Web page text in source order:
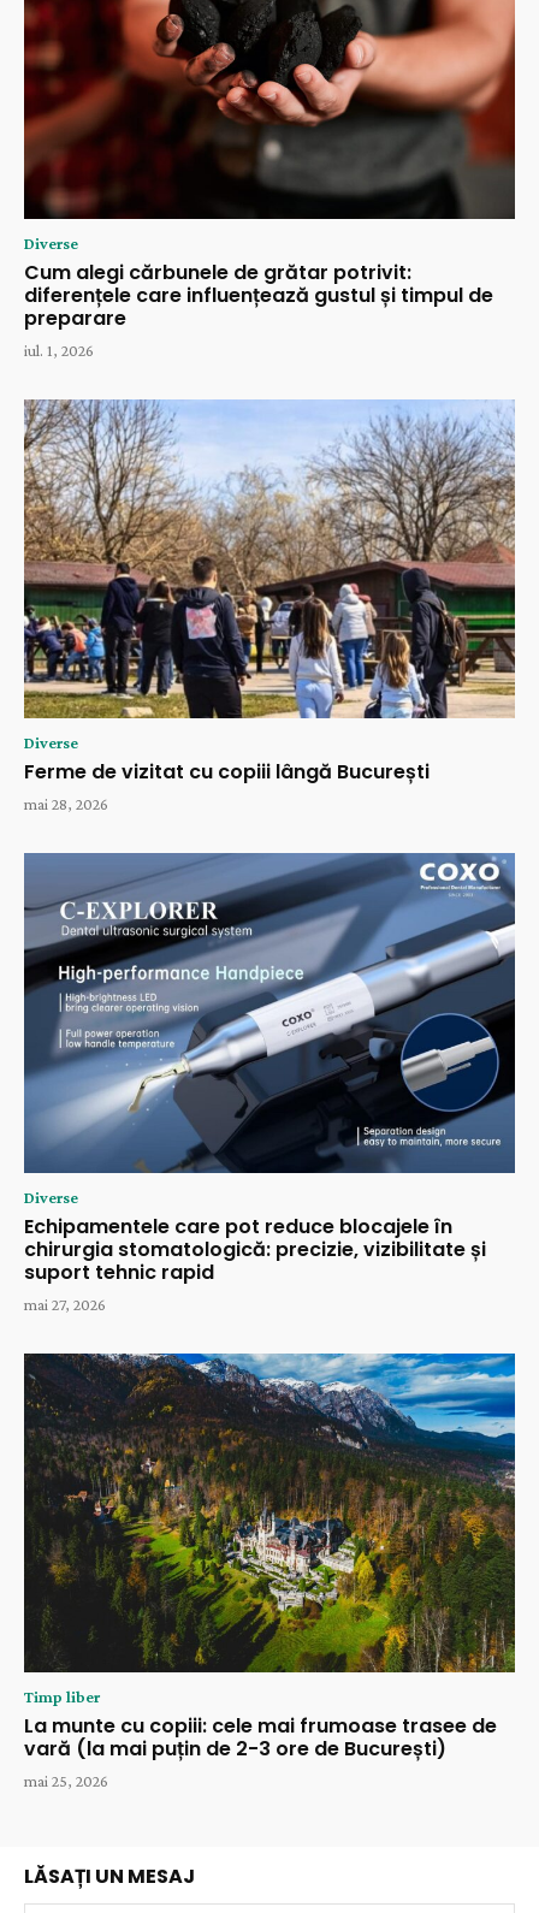
Diverse
Cum alegi cărbunele de grătar potrivit:
diferențele care influențează gustul și timpul de
preparare
iul. 1, 2026
Diverse
Ferme de vizitat cu copiii lângă București
mai 28, 2026
Diverse
Echipamentele care pot reduce blocajele în
chirurgia stomatologică: precizie, vizibilitate și
suport tehnic rapid
mai 27, 2026
Timp liber
La munte cu copiii: cele mai frumoase trasee de
vară (la mai puțin de 2-3 ore de București)
mai 25, 2026
LĂSAȚI UN MESAJ